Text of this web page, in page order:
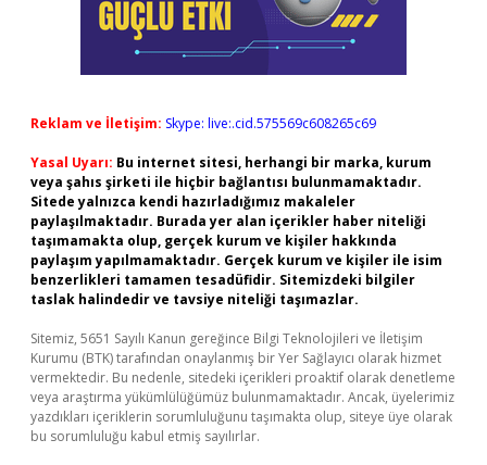
Reklam ve İletişim: Skype: live:.cid.575569c608265c69
Yasal Uyarı: Bu internet sitesi, herhangi bir marka, kurum
veya şahıs şirketi ile hiçbir bağlantısı bulunmamaktadır.
Sitede yalnızca kendi hazırladığımız makaleler
paylaşılmaktadır. Burada yer alan içerikler haber niteliği
taşımamakta olup, gerçek kurum ve kişiler hakkında
paylaşım yapılmamaktadır. Gerçek kurum ve kişiler ile isim
benzerlikleri tamamen tesadüfidir. Sitemizdeki bilgiler
taslak halindedir ve tavsiye niteliği taşımazlar.
Sitemiz, 5651 Sayılı Kanun gereğince Bilgi Teknolojileri ve İletişim
Kurumu (BTK) tarafından onaylanmış bir Yer Sağlayıcı olarak hizmet
vermektedir. Bu nedenle, sitedeki içerikleri proaktif olarak denetleme
veya araştırma yükümlülüğümüz bulunmamaktadır. Ancak, üyelerimiz
yazdıkları içeriklerin sorumluluğunu taşımakta olup, siteye üye olarak
bu sorumluluğu kabul etmiş sayılırlar.